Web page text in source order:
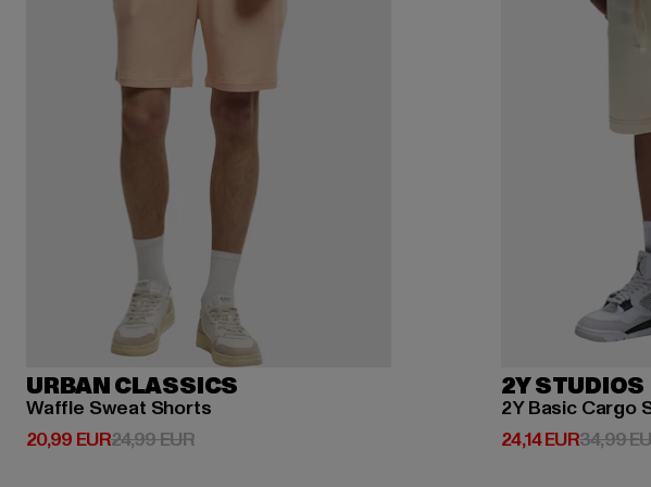
URBAN CLASSICS
Waffle Sweat Shorts
20,99 EUR
Derzeitiger Preis: 20,99 EUR
24,99 EURAktionspreis: 24,99 EUR
2Y STUDIOS
2Y Basic Cargo
24,14 EUR
Derzeitiger Preis:
34,99